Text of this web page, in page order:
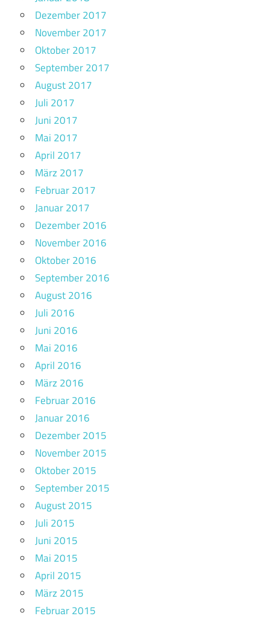
Dezember 2017
November 2017
Oktober 2017
September 2017
August 2017
Juli 2017
Juni 2017
Mai 2017
April 2017
März 2017
Februar 2017
Januar 2017
Dezember 2016
November 2016
Oktober 2016
September 2016
August 2016
Juli 2016
Juni 2016
Mai 2016
April 2016
März 2016
Februar 2016
Januar 2016
Dezember 2015
November 2015
Oktober 2015
September 2015
August 2015
Juli 2015
Juni 2015
Mai 2015
April 2015
März 2015
Februar 2015